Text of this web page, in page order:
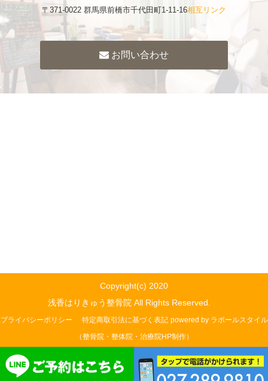
〒371-0022 群馬県前橋市千代田町1-11-16相互リンク
お問い合わせ
Copyright(c) 2020
浅香はりきゅう整骨院 All Rights Reserved.
プライバシーポリシー 特定商取引法に基づく表記 powered by ラポールスタイル
（整骨院・整体院・治療院HP制作）